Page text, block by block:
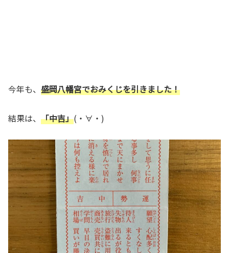
今年も、 盛岡八幡宮でおみくじを引きました！
結果は、 「中吉」(・∀・)